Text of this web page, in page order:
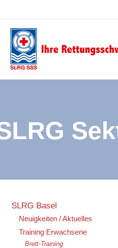
SLRG Basel
Neuigkeiten / Aktuelles
Training Erwachsene
Brett-Training